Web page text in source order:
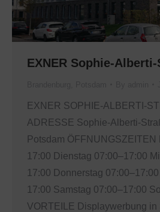
EXNER Sophie-
EXNER SOPHIE-ALBERTI-
ADRESSE Sophie-Alberti-
Potsdam ÖFFNUNGSZEITEN
17:00 Dienstag 07:00–17:00
17:00 Donnerstag
17:00 Samstag 07:00–17:00
VORTEILE Displaywerbung in